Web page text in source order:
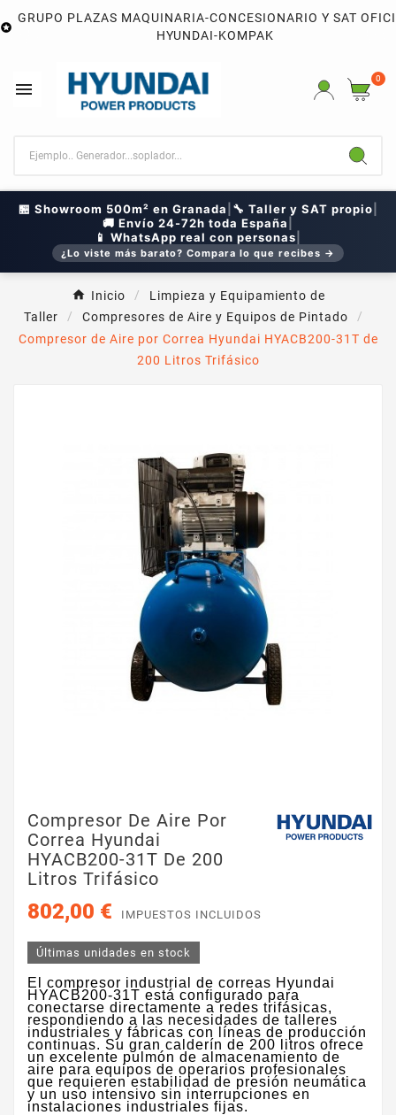

GRUPO PLAZAS MAQUINARIA-CONCESIONARIO Y SAT
HYUNDAI-KOMPAK

0
🏪 Showroom 500m² en Granada 🔧 Taller y SAT propio
🚚 Envío 24-72h toda España
📱 WhatsApp real con personas
¿Lo viste más barato? Compara lo que recibes →
Inicio
Limpieza y Equipamiento de
Taller
Compresores de Aire y Equipos de Pintado
Compresor de Aire por Correa Hyundai HYACB200-31T de
200 Litros Trifásico
Compresor De Aire Por
Correa Hyundai
HYACB200-31T De 200
Litros Trifásico
802,00 € IMPUESTOS INCLUIDOS
Últimas unidades en stock
El compresor industrial de correas Hyundai
HYACB200-31T está configurado para
conectarse directamente a redes trifásicas,
respondiendo a las necesidades de talleres
industriales y fábricas con líneas de producción
continuas. Su gran calderín de 200 litros ofrece
un excelente pulmón de almacenamiento de
aire para equipos de operarios profesionales
que requieren estabilidad de presión neumática
y un uso intensivo sin interrupciones en
instalaciones industriales fijas.